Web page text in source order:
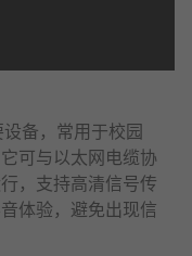
备，常用于校园
可与以太网电缆协
，支持高清信号传
体验，避免出现信